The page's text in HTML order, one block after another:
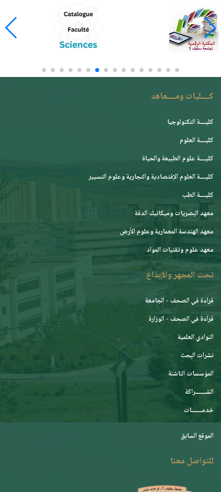
كــــليات ومــــعاهد
كليــــة التكنولوجيا
كليــــة العلوم
كليــــة علوم الطبيعة والحياة
كليــــة العلوم الإقتصادية والتجارية وعلوم التسيير
كليــــة الطب
معهد البصريات وميكانيك الدقة
معهد الهندسة المعمارية وعلوم الأرض
معهد علوم وتقنيات المواد
تحت المجهر والإبداع
قراءة في الصحف - الجامعة
قراءة في الصحف - الوزارة
النوادي العلمية
نشرات البحث
المؤسسات الناشئة
الشـــــــراكة
خدمـــــــات
الموقع السابق
للتواصل معنا